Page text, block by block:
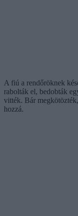
A fiú a rendőröknek
rabolták el, bedobták
vitték. Bár
hozzá.